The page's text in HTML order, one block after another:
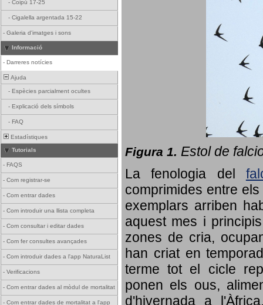
- Coipú 17-25
- Cigalella argentada 15-22
- Galeria d'imatges i sons
Informació
- Darreres notícies
Ajuda
- Espècies parcialment ocultes
- Explicació dels símbols
- FAQ
Estadístiques
Tutorials
- FAQS
- Com registrar-se
- Com entrar dades
- Com introduir una llista completa
- Com consultar i editar dades
- Com fer consultes avançades
- Com introduir dades a l'app NaturaList
- Verificacions
- Com entrar dades al mòdul de mortalitat
- Com entrar dades de mortalitat a l'app
Figura 1. Estol de
La fenologia del
comprimides entre
exemplars arriben
aquest mes i
zones de cria,
han criat en
terme tot el cicle
ponen els ous,
d'hivernada a